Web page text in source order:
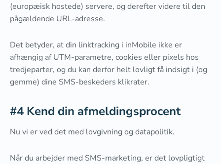
(europæisk hostede) servere, og derefter videre til den
pågældende URL-adresse.
Det betyder, at din linktracking i inMobile ikke er
afhængig af UTM-parametre, cookies eller pixels hos
tredjeparter, og du kan derfor helt lovligt få indsigt i (og
gemme) dine SMS-beskeders klikrater.
#4 Kend din afmeldingsprocent
Nu vi er ved det med lovgivning og datapolitik.
Når du arbejder med SMS-marketing, er det lovpligtigt